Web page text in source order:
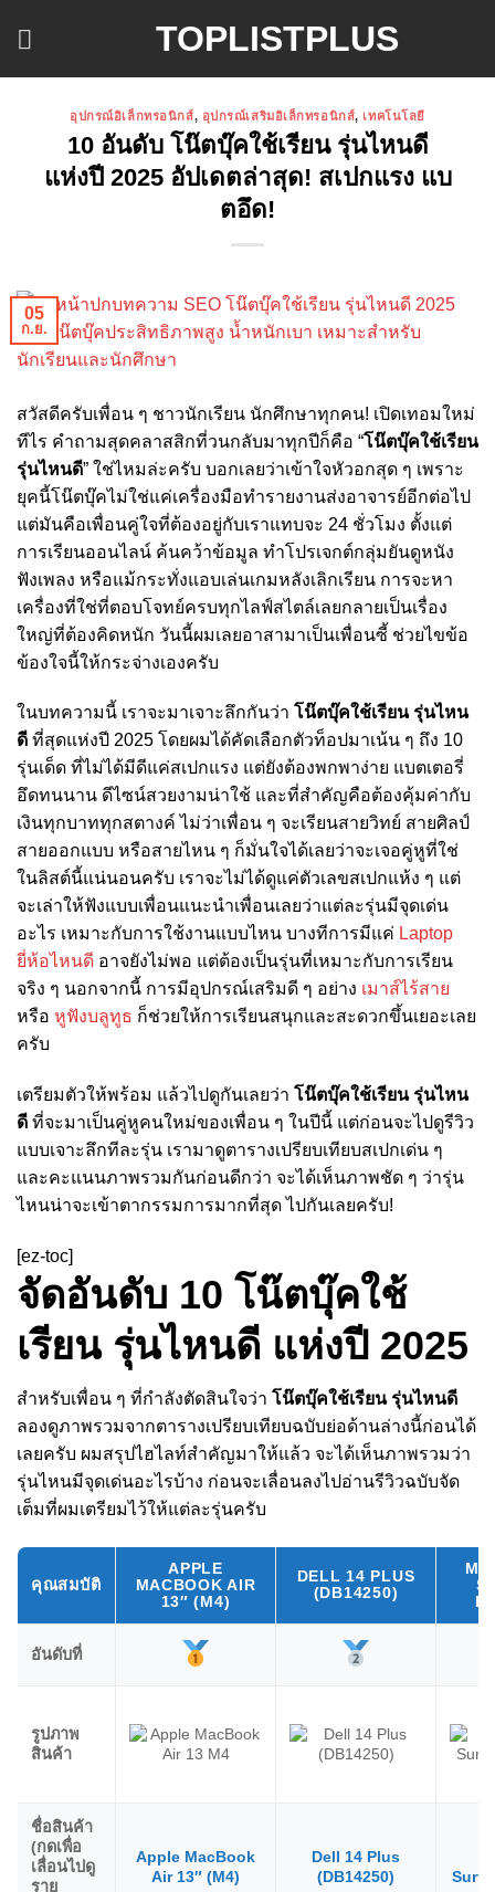
TOPLISTPLUS
อุปกรณ์อิเล็กทรอนิกส์, อุปกรณ์เสริมอิเล็กทรอนิกส์, เทคโนโลยี
10 อันดับ โน๊ตบุ๊คใช้เรียน รุ่นไหนดี
แห่งปี 2025 อัปเดตล่าสุด! สเปกแรง แบ
ตอึด!
05
ก.ย.
สวัสดีครับเพื่อน ๆ ชาวนักเรียน นักศึกษาทุกคน! เปิดเทอมใหม่
ทีไร คำถามสุดคลาสสิกที่วนกลับมาทุกปีก็คือ “โน๊ตบุ๊คใช้เรียน
รุ่นไหนดี” ใช่ไหมล่ะครับ บอกเลยว่าเข้าใจหัวอกสุด ๆ เพราะ
ยุคนี้โน๊ตบุ๊คไม่ใช่แค่เครื่องมือทำรายงานส่งอาจารย์อีกต่อไป
แต่มันคือเพื่อนคู่ใจที่ต้องอยู่กับเราแทบจะ 24 ชั่วโมง ตั้งแต่
การเรียนออนไลน์ ค้นคว้าข้อมูล ทำโปรเจกต์กลุ่มยันดูหนัง
ฟังเพลง หรือแม้กระทั่งแอบเล่นเกมหลังเลิกเรียน การจะหา
เครื่องที่ใช่ที่ตอบโจทย์ครบทุกไลฟ์สไตล์เลยกลายเป็นเรื่อง
ใหญ่ที่ต้องคิดหนัก วันนี้ผมเลยอาสามาเป็นเพื่อนซี้ ช่วยไขข้อ
ข้องใจนี้ให้กระจ่างเองครับ
ในบทความนี้ เราจะมาเจาะลึกกันว่า โน๊ตบุ๊คใช้เรียน รุ่นไหน
ดี ที่สุดแห่งปี 2025 โดยผมได้คัดเลือกตัวท็อปมาเน้น ๆ ถึง 10
รุ่นเด็ด ที่ไม่ได้มีดีแค่สเปกแรง แต่ยังต้องพกพาง่าย แบตเตอรี่
อึดทนนาน ดีไซน์สวยงามน่าใช้ และที่สำคัญคือต้องคุ้มค่ากับ
เงินทุกบาททุกสตางค์ ไม่ว่าเพื่อน ๆ จะเรียนสายวิทย์ สายศิลป์
สายออกแบบ หรือสายไหน ๆ ก็มั่นใจได้เลยว่าจะเจอคู่หูที่ใช่
ในลิสต์นี้แน่นอนครับ เราจะไม่ได้ดูแค่ตัวเลขสเปกแห้ง ๆ แต่
จะเล่าให้ฟังแบบเพื่อนแนะนำเพื่อนเลยว่าแต่ละรุ่นมีจุดเด่น
อะไร เหมาะกับการใช้งานแบบไหน บางทีการมีแค่ Laptop
ยี่ห้อไหนดี อาจยังไม่พอ แต่ต้องเป็นรุ่นที่เหมาะกับการเรียน
จริง ๆ นอกจากนี้ การมีอุปกรณ์เสริมดี ๆ อย่าง เมาส์ไร้สาย
หรือ หูฟังบลูทูธ ก็ช่วยให้การเรียนสนุกและสะดวกขึ้นเยอะเลย
ครับ
เตรียมตัวให้พร้อม แล้วไปดูกันเลยว่า โน๊ตบุ๊คใช้เรียน รุ่นไหน
ดี ที่จะมาเป็นคู่หูคนใหม่ของเพื่อน ๆ ในปีนี้ แต่ก่อนจะไปดูรีวิว
แบบเจาะลึกทีละรุ่น เรามาดูตารางเปรียบเทียบสเปกเด่น ๆ
และคะแนนภาพรวมกันก่อนดีกว่า จะได้เห็นภาพชัด ๆ ว่ารุ่น
ไหนน่าจะเข้าตากรรมการมากที่สุด ไปกันเลยครับ!
[ez-toc]
จัดอันดับ 10 โน๊ตบุ๊คใช้
เรียน รุ่นไหนดี แห่งปี 2025
สำหรับเพื่อน ๆ ที่กำลังตัดสินใจว่า โน๊ตบุ๊คใช้เรียน รุ่นไหนดี
ลองดูภาพรวมจากตารางเปรียบเทียบฉบับย่อด้านล่างนี้ก่อนได้
เลยครับ ผมสรุปไฮไลท์สำคัญมาให้แล้ว จะได้เห็นภาพรวมว่า
รุ่นไหนมีจุดเด่นอะไรบ้าง ก่อนจะเลื่อนลงไปอ่านรีวิวฉบับจัด
เต็มที่ผมเตรียมไว้ให้แต่ละรุ่นครับ
คุณสมบัติ
APPLE
MACBOOK AIR
13″ (M4)
DELL 14 PLUS
(DB14250)
อันดับที่
รูปภาพ
สินค้า
ชื่อสินค้า
(กดเพื่อ
เลื่อนไปดู
ราย
Apple MacBook
Air 13″ (M4)
Dell 14 Plus
(DB14250)